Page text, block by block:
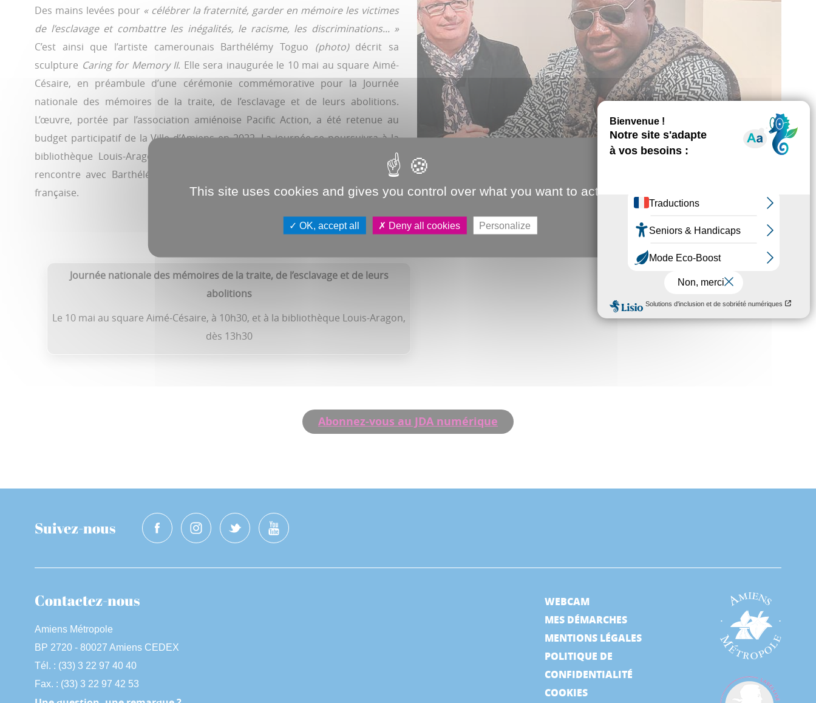
Des mains levées pour « célébrer la fraternité, garder en mémoire les victimes
de l’esclavage et combattre les inégalités, le racisme, les discriminations... »
C’est ainsi que l’artiste camerounais Barthélémy Toguo (photo)décrit sa
sculpture Caring for Memory II. Elle sera inaugurée le 10 mai au square Aimé-
Césaire, en préambule d’une cérémonie commémorative pour la Journée
nationale des mémoires de la traite, de l’esclavage et de leurs abolitions.
L’œuvre, portée par l’association amiénoise Pacific Action, a été retenue au
budget participatif de la Ville d’Amiens en 2022. La journée se poursuivra à la
bibliothèque Louis-Aragon avec un concert de Khadim Mbaye Family, une
rencontre avec Barthélémy Toguo et une conférence sur la traite négrière
française.
Ingrid Lemaire
Journée nationale des mémoires de la traite, de l’esclavage et de leurs
abolitions
Le 10 mai au square Aimé-Césaire, à 10h30, et à la bibliothèque Louis-Aragon,
dès 13h30
Abonnez-vous au JDA numérique
Suivez-nous
Contactez-nous
Amiens Métropole
BP 2720 - 80027 Amiens CEDEX
Tél. : (33) 3 22 97 40 40
Fax. : (33) 3 22 97 42 53
WEBCAM
MES DÉMARCHES
MENTIONS LÉGALES
POLITIQUE DE
CONFIDENTIALITÉ
COOKIES
This site uses cookies and gives you control over what you want to activate
OK, accept all Deny all cookies Personalize